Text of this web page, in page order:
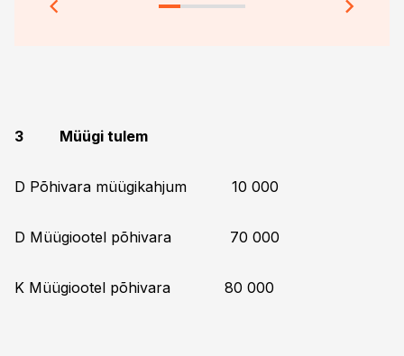
3 Müügi tulem
D Põhivara müügikahjum 10 000
D Müügiootel põhivara 70 000
K Müügiootel põhivara 80 000